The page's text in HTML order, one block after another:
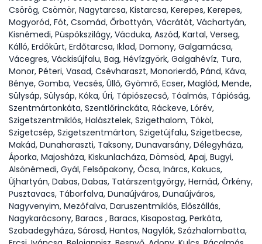
Csörög, Csömör, Nagytarcsa, Kistarcsa, Kerepes, Kerepes,
Mogyoród, Fót, Csomád, Őrbottyán, Vácrátót, Váchartyán,
Kisnémedi, Püspökszilágy, Vácduka, Aszód, Kartal, Verseg,
Kálló, Erdőkürt, Erdőtarcsa, Iklad, Domony, Galgamácsa,
Vácegres, Váckisújfalu, Bag, Hévízgyörk, Galgahévíz, Tura,
Monor, Péteri, Vasad, Csévharaszt, Monorierdő, Pánd, Káva,
Bénye, Gomba, Vecsés, Üllő, Gyömrő, Ecser, Maglód, Mende,
Sülysáp, Sülysáp, Kóka, Úri, Tápiószecső, Tóalmás, Tápióság,
Szentmártonkáta, Szentlőrinckáta, Ráckeve, Lórév,
Szigetszentmiklós, Halásztelek, Szigethalom, Tököl,
Szigetcsép, Szigetszentmárton, Szigetújfalu, Szigetbecse,
Makád, Dunaharaszti, Taksony, Dunavarsány, Délegyháza,
Áporka, Majosháza, Kiskunlacháza, Dömsöd, Apaj, Bugyi,
Alsónémedi, Gyál, Felsőpakony, Ócsa, Inárcs, Kakucs,
Újhartyán, Dabas, Dabas, Tatárszentgyörgy, Hernád, Örkény,
Pusztavacs, Táborfalva, Dunaújváros, Dunaújváros,
Nagyvenyim, Mezőfalva, Daruszentmiklós, Előszállás,
Nagykarácsony, Baracs , Baracs, Kisapostag, Perkáta,
Szabadegyháza, Sárosd, Hantos, Nagylók, Százhalombatta,